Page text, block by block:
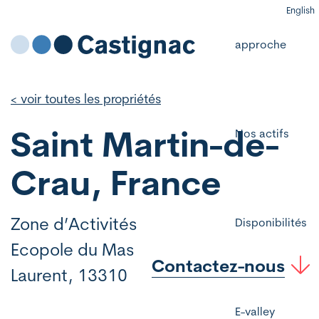
approche
Nos actifs
Disponibilités
E-valley
English
< voir toutes les propriétés
Saint Martin-de-
Crau, France
Zone d’Activités
Ecopole du Mas
Laurent, 13310
Contactez-nous